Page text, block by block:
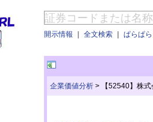
開示情報 ｜ 全文検索 ｜ ぱらぱ
企業価値分析 > 【52540】株